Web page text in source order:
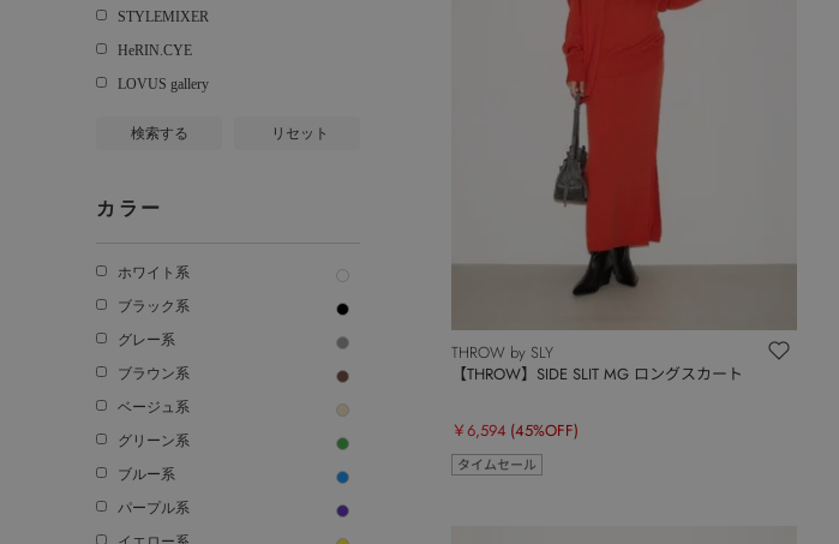
STYLEMIXER
HeRIN.CYE
LOVUS gallery
検索する リセット
カラー
ホワイト系
ブラック系
グレー系
ブラウン系
ベージュ系
グリーン系
ブルー系
パープル系
THROW by SLY
【THROW】SIDE SLIT MG ロングスカート
￥6,594 (45%OFF)
タイムセール